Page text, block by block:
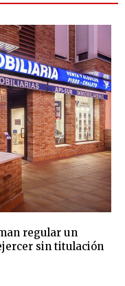
regular un
sin titulación